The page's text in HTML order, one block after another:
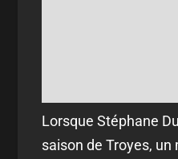
Lorsque Stéphane
saison de Troyes,